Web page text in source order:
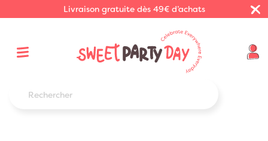
Livraison gratuite dès 49€ d’achats